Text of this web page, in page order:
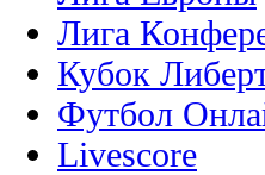
Лига
Кубок
Футбол
Livescore